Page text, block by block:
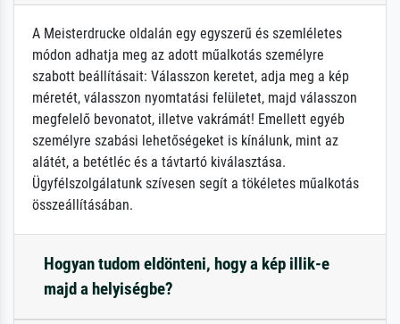
A Meisterdrucke oldalán egy egyszerű és szemléletes
módon adhatja meg az adott műalkotás személyre
szabott beállításait: Válasszon keretet, adja meg a kép
méretét, válasszon nyomtatási felületet, majd válasszon
megfelelő bevonatot, illetve vakrámát! Emellett egyéb
személyre szabási lehetőségeket is kínálunk, mint az
alátét, a betétléc és a távtartó kiválasztása.
Ügyfélszolgálatunk szívesen segít a tökéletes műalkotás
összeállításában.
Hogyan tudom eldönteni, hogy a kép illik-e
majd a helyiségbe?